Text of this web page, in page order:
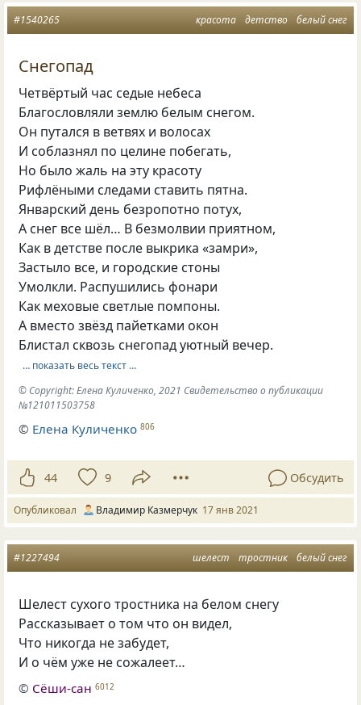
красота детство белый снег
#1540265
Снегопад
Четвёртый час седые небеса
Благословляли землю белым снегом.
Он путался в ветвях и волосах
И соблазнял по целине побегать,
Но было жаль на эту красоту
Рифлёными следами ставить пятна.
Январский день безропотно потух,
А снег все шёл… В безмолвии приятном,
Как в детстве после выкрика «замри»,
Застыло все, и городские стоны
Умолкли. Распушились фонари
Как меховые светлые помпоны.
А вместо звёзд пайетками окон
Блистал сквозь снегопад уютный вечер.
… показать весь текст …
© Copyright: Елена Куличенко, 2021 Свидетельство о публикации
№121011503758
© Елена Куличенко 806
44 9 Обсудить
Опубликовал Владимир Казмерчук 17 янв 2021
шелест тростник белый снег
#1227494
Шелест сухого тростника на белом снегу
Рассказывает о том что он видел,
Что никогда не забудет,
И о чём уже не сожалеет…
© Сёши-сан 6012